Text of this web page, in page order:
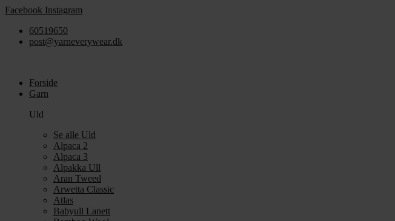
Videre
indhold
Facebook Instagram
60519650
post@yarneverywear.dk
Forside
Garn
Uld
Se alle Uld
Alpaca 2
Alpaca 3
Alpakka Ull
Aran Tweed
Arwetta Classic
Atlas
Babyull Lanett